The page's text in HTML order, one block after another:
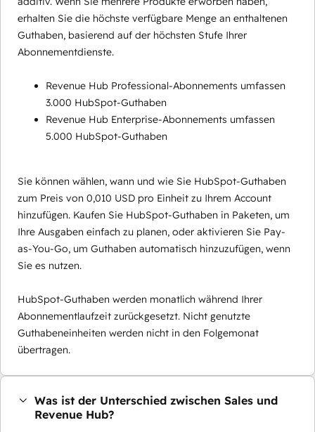
erhalten Sie die höchste verfügbare Menge an enthaltenen
Guthaben, basierend auf der höchsten Stufe Ihrer
Abonnementdienste.
Revenue Hub Professional-Abonnements umfassen
3.000 HubSpot-Guthaben
Revenue Hub Enterprise-Abonnements umfassen
5.000 HubSpot-Guthaben
Sie können wählen, wann und wie Sie HubSpot-Guthaben
zum Preis von 0,010 USD pro Einheit zu Ihrem Account
hinzufügen. Kaufen Sie HubSpot-Guthaben in Paketen, um
Ihre Ausgaben einfach zu planen, oder aktivieren Sie Pay-
as-You-Go, um Guthaben automatisch hinzuzufügen, wenn
Sie es nutzen.
HubSpot-Guthaben werden monatlich während Ihrer
Abonnementlaufzeit zurückgesetzt. Nicht genutzte
Guthabeneinheiten werden nicht in den Folgemonat
übertragen.
Was ist der Unterschied zwischen Sales und
Revenue Hub?